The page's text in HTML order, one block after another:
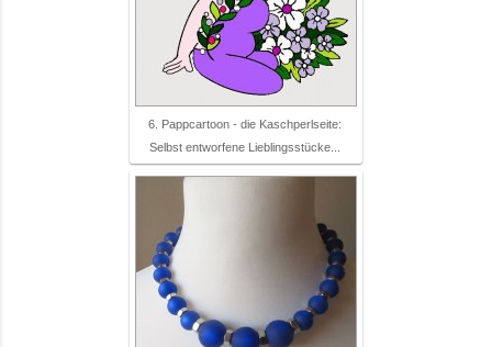
6. Pappcartoon - die Kaschperlseite:
Selbst entworfene Lieblingsstücke...